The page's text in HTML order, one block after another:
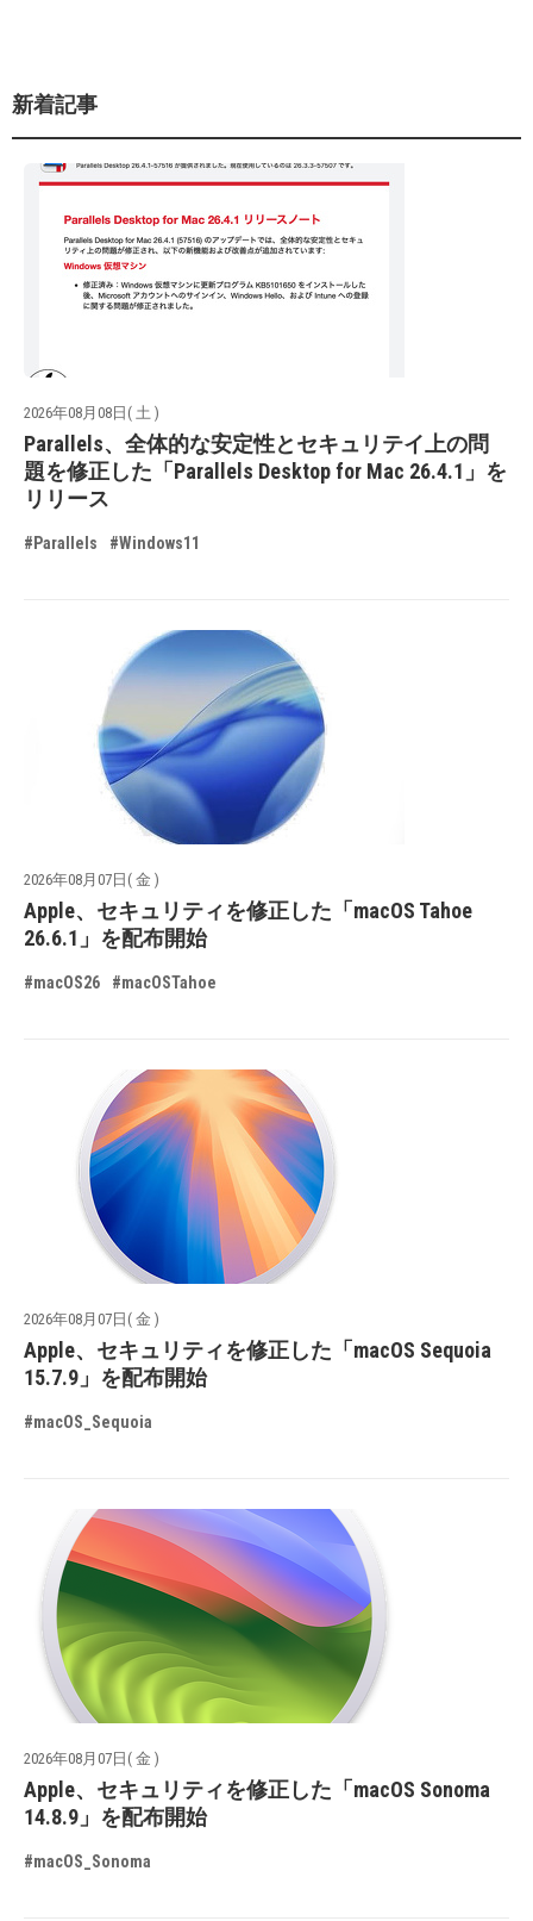
新着記事
2026年08月08日( 土 )
Parallels、全体的な安定性とセキュリテイ上の問
題を修正した「Parallels Desktop for Mac 26.4.1」を
リリース
#Parallels #Windows11
2026年08月07日( 金 )
Apple、セキュリティを修正した「macOS Tahoe
26.6.1」を配布開始
#macOS26 #macOSTahoe
2026年08月07日( 金 )
Apple、セキュリティを修正した「macOS Sequoia
15.7.9」を配布開始
#macOS_Sequoia
2026年08月07日( 金 )
Apple、セキュリティを修正した「macOS Sonoma
14.8.9」を配布開始
#macOS_Sonoma